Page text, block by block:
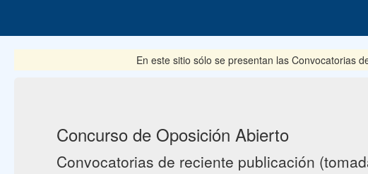
En este sitio sólo se presentan las Convocatorias del
Concurso de Oposición Abierto
Convocatorias de reciente publicación